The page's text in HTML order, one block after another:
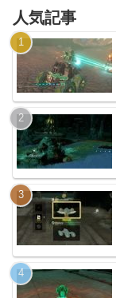
人気記事